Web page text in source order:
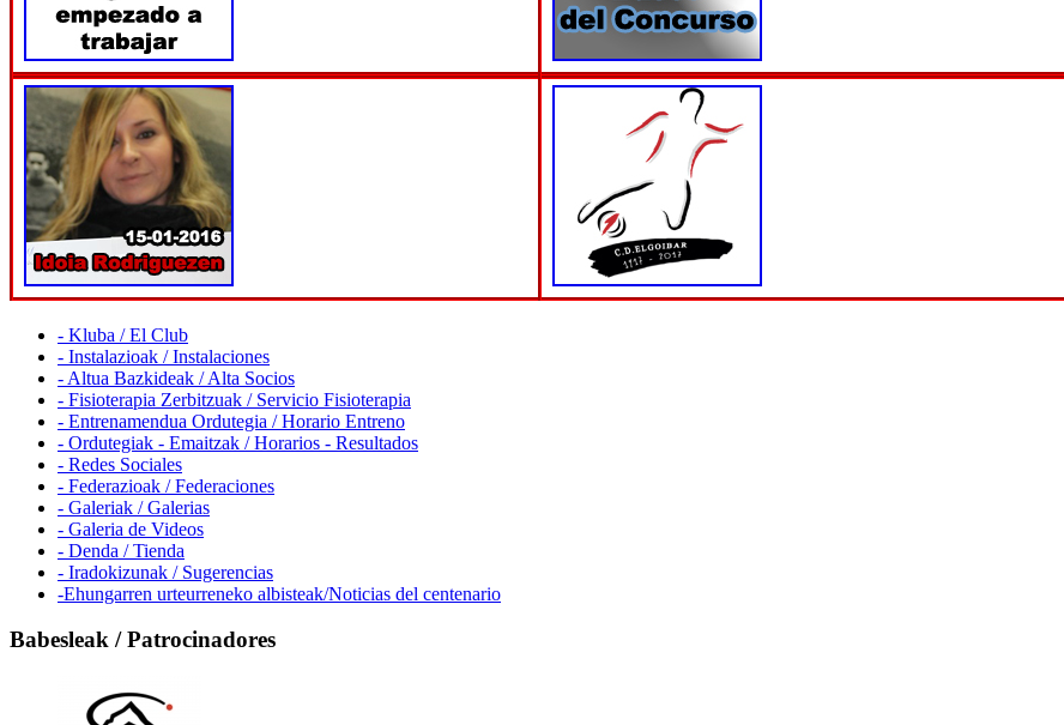
- Kluba / El Club
- Instalazioak / Instalaciones
- Altua Bazkideak / Alta Socios
- Fisioterapia Zerbitzuak / Servicio Fisioterapia
- Entrenamendua Ordutegia / Horario Entreno
- Ordutegiak - Emaitzak / Horarios - Resultados
- Redes Sociales
- Federazioak / Federaciones
- Galeriak / Galerias
- Galeria de Videos
- Denda / Tienda
- Iradokizunak / Sugerencias
-Ehungarren urteurreneko albisteak/Noticias del centenario
Babesleak / Patrocinadores